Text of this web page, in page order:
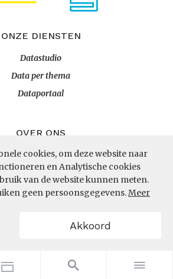
cookies, om deze website naar
en Analytische cookies
van de website kunnen meten.
geen persoonsgegevens.Meer
Akkoord
ONZE DIENSTEN
Datastudio
Data per thema
Dataportaal
OVER ONS
InZicht
Contact